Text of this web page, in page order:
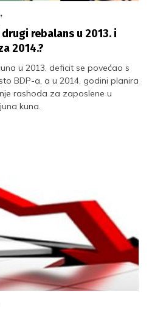
rebalans u 2013. i
2014.?
u 2013. deficit se povećao s
BDP-a, a u 2014. godini planira
rashoda za zaposlene u
kuna.